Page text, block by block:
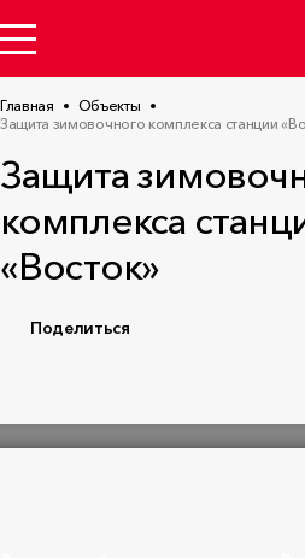
Главная
Объекты
Защита зимовочного комплекса станции
Защита
комплекса
«Восток»
Поделиться